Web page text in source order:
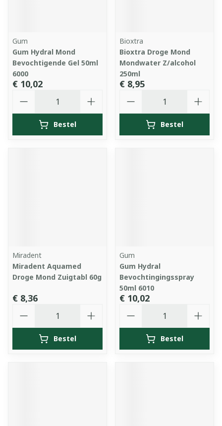
Gum
Gum Hydral Mond
Bevochtigende Gel 50ml
6000
€ 10,02
Bestel
Bioxtra
Bioxtra Droge Mond
Mondwater Z/alcohol
250ml
€ 8,95
Bestel
Miradent
Miradent Aquamed
Droge Mond Zuigtabl 60g
€ 8,36
Bestel
Gum
Gum Hydral
Bevochtingingsspray
50ml 6010
€ 10,02
Bestel